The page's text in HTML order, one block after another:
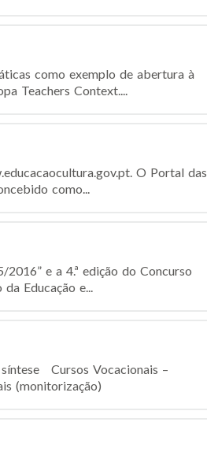
como exemplo de abertura à
Teachers Context....
O Portal das
como...
e a 4.ª edição do Concurso
Educação e...
Cursos Vocacionais –
(monitorização)